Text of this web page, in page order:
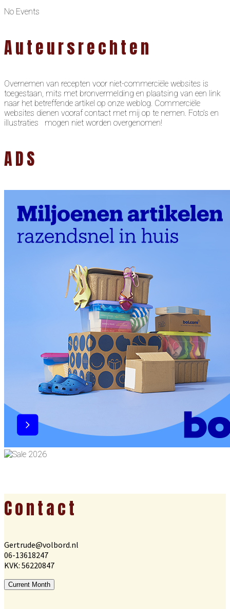
No Events
Auteursrechten
Overnemen van recepten voor niet-commerciële websites is
toegestaan, mits met bronvermelding en plaatsing van een link
naar het betreffende artikel op onze weblog. Commerciële
websites dienen vooraf contact met mij op te nemen. Foto’s en
illustraties mogen niet worden overgenomen!
ADS
Footer
Contact
Gertrude@volbord.nl
06-13618247
KVK: 56220847
Current Month